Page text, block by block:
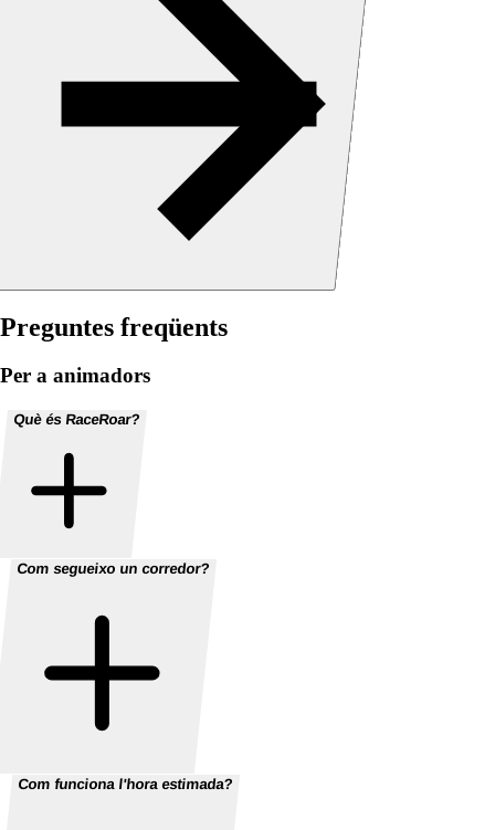
Preguntes freqüents
Per a animadors
Què és RaceRoar?
Com segueixo un corredor?
Com funciona l'hora estimada?